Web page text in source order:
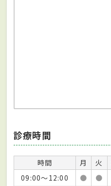
診療時間
時間 月 火
09:00～12:00
● ●